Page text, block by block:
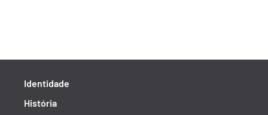
Identidade
História